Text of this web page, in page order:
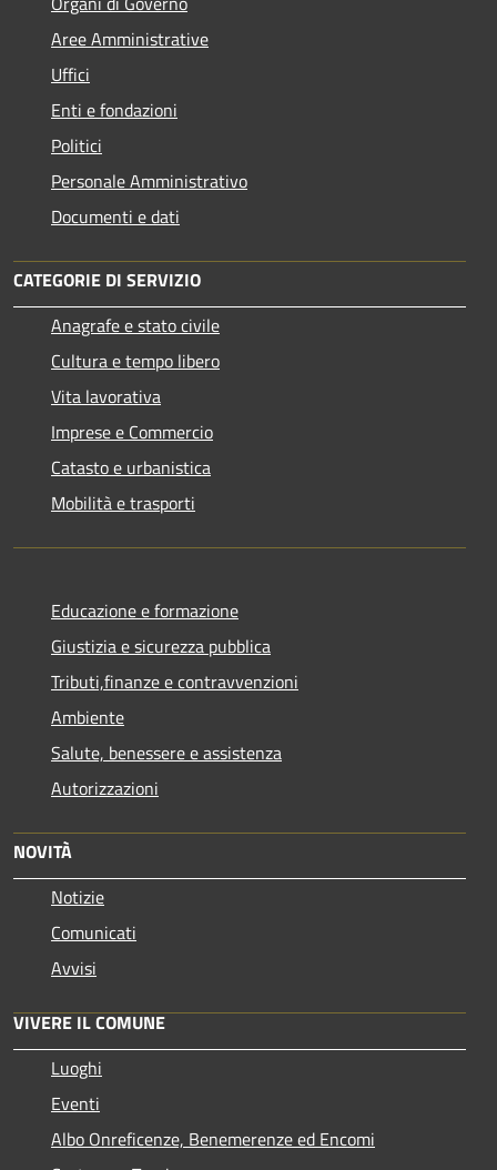
Aree Amministrative
Uffici
Enti e fondazioni
Politici
Personale Amministrativo
Documenti e dati
CATEGORIE DI SERVIZIO
Anagrafe e stato civile
Cultura e tempo libero
Vita lavorativa
Imprese e Commercio
Catasto e urbanistica
Mobilità e trasporti
Educazione e formazione
Giustizia e sicurezza pubblica
Tributi,finanze e contravvenzioni
Ambiente
Salute, benessere e assistenza
Autorizzazioni
NOVITÀ
Notizie
Comunicati
Avvisi
VIVERE IL COMUNE
Luoghi
Eventi
Albo Onreficenze, Benemerenze ed Encomi